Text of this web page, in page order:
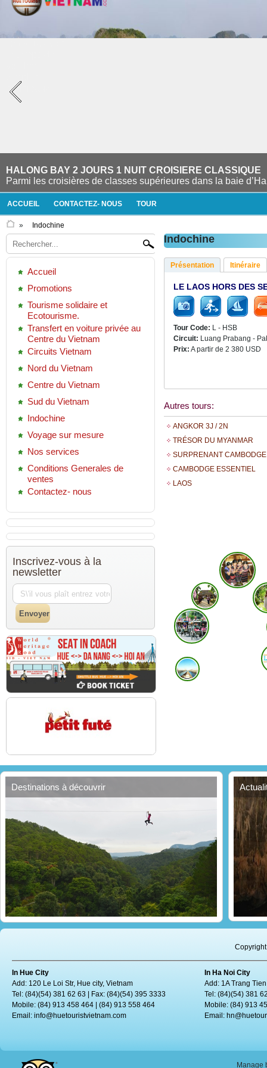
HALONG BAY 2 JOURS 1 NUIT CROISIERE CLASSIQUE
Parmi les croisières de classes supérieures dans la baie
ACCUEIL CONTACTEZ- NOUS TOUR
» Indochine
Accueil
Promotions
Tourisme solidaire et
Ecotourisme.
Transfert en voiture privée au
Centre du Vietnam
Circuits Vietnam
Nord du Vietnam
Centre du Vietnam
Sud du Vietnam
Indochine
Voyage sur mesure
Nos services
Conditions Generales de
ventes
Contactez- nous
Inscrivez-vous à la
newsletter
Indochine
Présentation Itinéraire
LE LAOS HORS DES
Tour Code: L - HSB
Circuit: Luang Prabang -
Prix: A partir de 2 380 USD
Autres tours:
ANGKOR 3J / 2N
TRÉSOR DU MYANMAR
SURPRENANT
CAMBODGE ESSENTIEL
LAOS
Destinations à découvrir
Le Vietnam, une terre de sensations
Le tourisme daventure attire de plus en plus de personnes portées...
Son
In Hue City
Add: 120 Le Loi Str, Hue city, Vietnam
Tel: (84)(54) 381 62 63 | Fax: (84)(54) 395 3333
Mobile: (84) 913 458 464 | (84) 913 558 464
Email: info@huetouristvietnam.com
In Ha Noi City
Add: 1A Trang
Tel: (84)(54) 381
Mobile: (84) 913
Email:
Manage